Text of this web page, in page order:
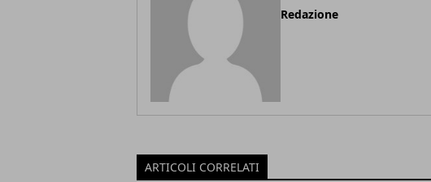
Redazione
ARTICOLI CORRELATI